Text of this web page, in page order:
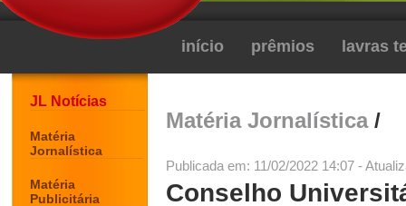
início prêmios lavras
JL Notícias
Matéria
Jornalística
Matéria
Publicitária
Matéria Jornalística/
Publicada em: 11/02/2022 14:07 -
Conselho